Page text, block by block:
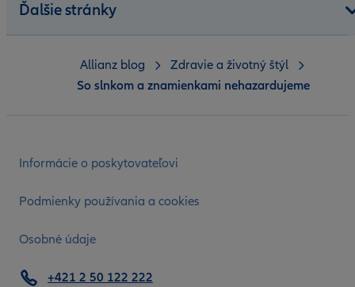
Ďalšie stránky
Informácie o poskytovateľovi
Podmienky používania a cookies
Osobné údaje
+421 2 50 122 222
Allianz blog
Zdravie a životný štýl
So slnkom a znamienkami nehazardujeme